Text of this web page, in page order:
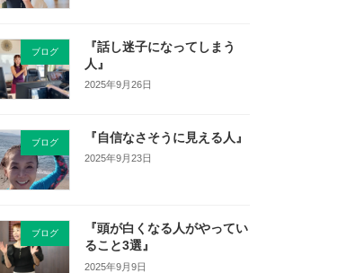
ブログ
『話し迷子になってしまう
人』
2025年9月26日
ブログ 『自信なさそうに見える人』
2025年9月23日
ブログ
『頭が白くなる人がやってい
ること3選』
2025年9月9日